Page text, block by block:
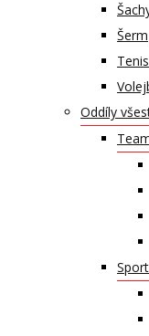
Šerm
Tenis
Oddíly